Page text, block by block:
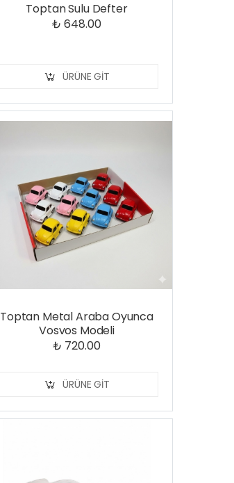
Toptan Sulu Defter
₺ 648.00
ÜRÜNE GIT
Toptan Metal Araba Oyunca
Vosvos Modeli
₺ 720.00
ÜRÜNE GIT